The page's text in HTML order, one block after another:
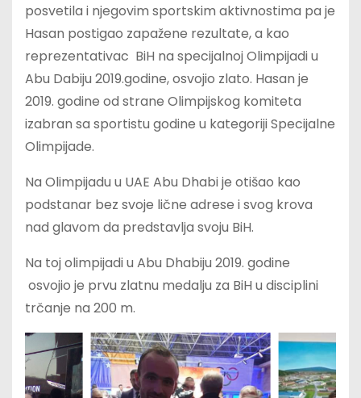
posvetila i njegovim sportskim aktivnostima pa je
Hasan postigao zapažene rezultate, a kao
reprezentativac BiH na specijalnoj Olimpijadi u
Abu Dabiju 2019.godine, osvojio zlato. Hasan je
2019. godine od strane Olimpijskog komiteta
izabran sa sportistu godine u kategoriji Specijalne
Olimpijade.
Na Olimpijadu u UAE Abu Dhabi je otišao kao
podstanar bez svoje lične adrese i svog krova
nad glavom da predstavlja svoju BiH.
Na toj olimpijadi u Abu Dhabiju 2019. godine
osvojio je prvu zlatnu medalju za BiH u disciplini
trčanje na 200 m.